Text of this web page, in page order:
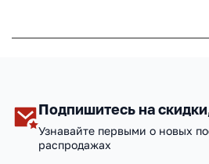
Подпишитесь на
Узнавайте первыми о новых
распродажах